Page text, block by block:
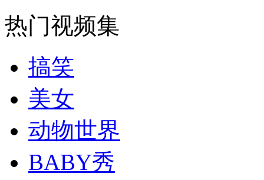
走！跟着总书记去植树
消防员救轻生者
纽约上演“枕头大战”
热门视频集
搞笑
美女
动物世界
BABY秀